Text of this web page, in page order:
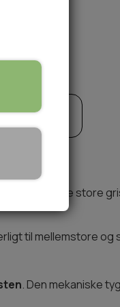
kurv
. Disse store
til mellemstore og
. Den mekaniske